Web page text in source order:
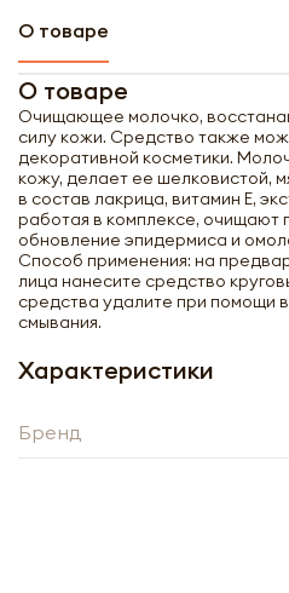
О товаре
О товаре
Очищающее молочко,
силу кожи. Средство также
декоративной косметики.
кожу, делает ее шелковистой,
в состав лакрица, витамин Е,
работая в комплексе, очищают
обновление эпидермиса и
Способ применения: на
лица нанесите средство
средства удалите при помощи
смывания.
Характеристики
Бренд